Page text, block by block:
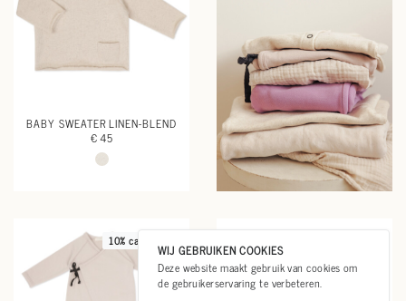
BABY SWEATER LINEN-BLEND
€ 45
10% cashmere
WIJ GEBRUIKEN COOKIES
Deze website maakt gebruik van cookies om
de gebruikerservaring te verbeteren.